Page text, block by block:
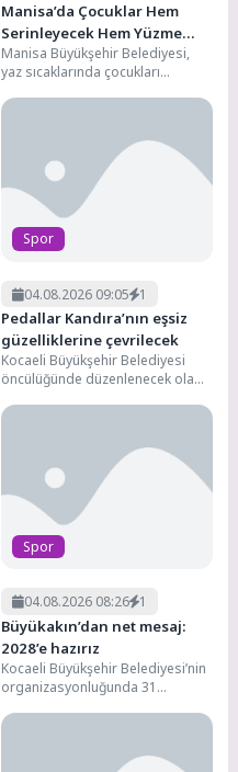
Manisa’da Çocuklar Hem
Serinleyecek Hem Yüzme
Öğrenecek
Manisa Büyükşehir Belediyesi,
yaz sıcaklarında çocukları
edecek bir projeyi hayata
Spor
04.08.2026 09:05 1
Pedallar Kandıra’nın eşsiz
güzelliklerine çevrilecek
Kocaeli Büyükşehir Belediyesi
öncülüğünde düzenlenecek olan
Festivali” için hazırlıklar sürüyor....
Spor
04.08.2026 08:26 1
Büyükakın’dan net mesaj:
2028’e hazırız
Kocaeli Büyükşehir Belediyesi’nin
organizasyonluğunda 31
arasında düzenlenen Hasan
Uluslararası Serbest...